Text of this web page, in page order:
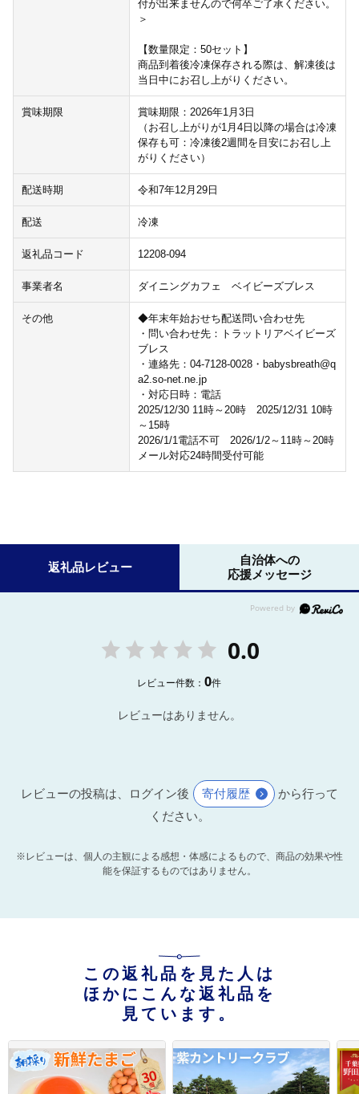
付が出来ませんので何卒ご了承ください。
＞
【数量限定：50セット】
商品到着後冷凍保存される際は、解凍後は
当日中にお召し上がりください。
賞味期限
賞味期限：2026年1月3日
（お召し上がりが1月4日以降の場合は冷凍
保存も可：冷凍後2週間を目安にお召し上
がりください）
配送時期 令和7年12月29日
配送 冷凍
返礼品コード 12208-094
事業者名 ダイニングカフェ ベイビーズブレス
その他
◆年末年始おせち配送問い合わせ先
・問い合わせ先：トラットリアベイビーズ
ブレス
・連絡先：04-7128-0028・babysbreath@q
a2.so-net.ne.jp
・対応日時：電話
2025/12/30 11時～20時 2025/12/31 10時
～15時
2026/1/1電話不可 2026/1/2～11時～20時
メール対応24時間受付可能
返礼品レビュー
自治体への
応援メッセージ
0.0
レビュー件数：0件
レビューはありません。
レビューの投稿は、ログイン後 寄付履歴
から行って
ください。
※レビューは、個人の主観による感想・体感によるもので、商品の効果や性
能を保証するものではありません。
この返礼品を見た人は
ほかにこんな返礼品を
見ています。